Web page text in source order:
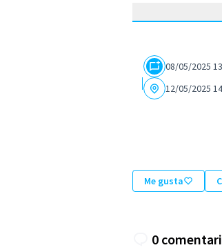
08/05/2025
12/05/2025
Me gusta
0